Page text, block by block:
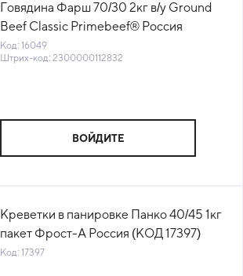
Говядина Фарш 70/30 2кг в/у Ground
Beef Classic Primebeef® Россия
(67059,67177) (КОД 16049) (-18°С)
Код: 16049
Штрих-код: 2300000112832
ВОЙДИТЕ
Креветки в панировке Панко 40/45 1кг
пакет Фрост-А Россия (КОД 17397)
(-18°С)
Код: 17397